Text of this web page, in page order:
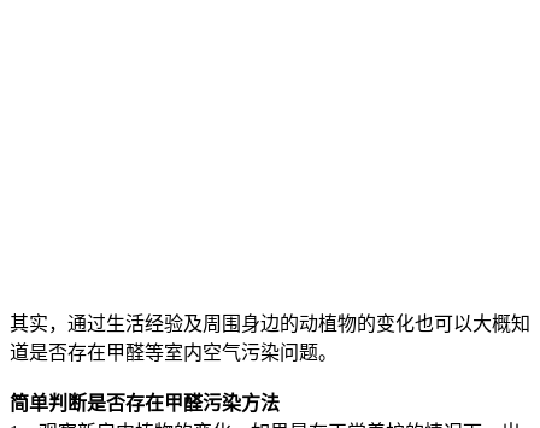
其实，通过生活经验及周围身边的动植物的变化也可以大概知
道是否存在甲醛等室内空气污染问题。
简单判断是否存在甲醛污染方法